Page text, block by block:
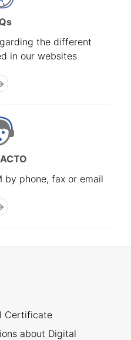
the different
in our websites
by phone, fax or email
Certificate
about Digital